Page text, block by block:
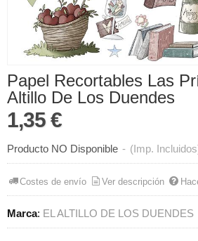
Papel Recortables Las
Altillo De Los Duendes
1,35 €
Producto NO Disponible - (Imp.
Costes de envío Ver descripción
Marca: EL ALTILLO DE LOS DUENDES